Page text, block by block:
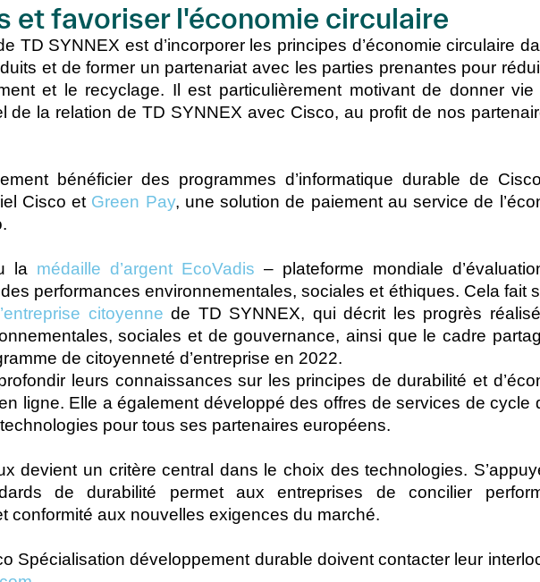
et favoriser l'économie circulaire
TD SYNNEX est d’incorporer les principes d’économie circulaire
et de former un partenariat avec les parties prenantes pour
et le recyclage. Il est particulièrement motivant de donner
la relation de TD SYNNEX avec Cisco, au profit de nos
bénéficier des programmes d’informatique durable de
Cisco et Green Pay, une solution de paiement au service de
la médaille d’argent EcoVadis – plateforme mondiale
performances environnementales, sociales et éthiques. Cela fait
citoyenne de TD SYNNEX, qui décrit les progrès
sociales et de gouvernance, ainsi que le cadre
de citoyenneté d’entreprise en 2022.
leurs connaissances sur les principes de durabilité et
ligne. Elle a également développé des offres de services de cycle
pour tous ses partenaires européens.
devient un critère central dans le choix des technologies.
de durabilité permet aux entreprises de concilier
conformité aux nouvelles exigences du marché.
Spécialisation développement durable doivent contacter leur